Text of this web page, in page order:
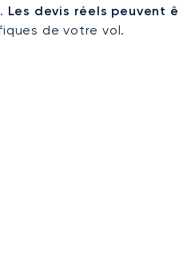
Les devis réels peuvent
de votre vol.